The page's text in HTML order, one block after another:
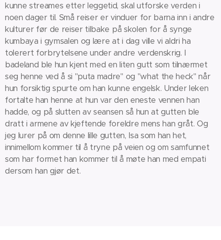
kunne streames etter leggetid, skal utforske verden i
noen dager til. Små reiser er vinduer for barna inn i andre
kulturer før de reiser tilbake på skolen for å synge
kumbaya i gymsalen og lære at i dag ville vi aldri ha
tolerert forbrytelsene under andre verdenskrig. I
badeland ble hun kjent med en liten gutt som tilnærmet
seg henne ved å si "puta madre" og "what the heck" når
hun forsiktig spurte om han kunne engelsk. Under leken
fortalte han henne at hun var den eneste vennen han
hadde, og på slutten av seansen så hun at gutten ble
dratt i armene av kjeftende foreldre mens han gråt. Og
jeg lurer på om denne lille gutten, Isa som han het,
innimellom kommer til å tryne på veien og om samfunnet
som har formet han kommer til å møte han med empati
dersom han gjør det.